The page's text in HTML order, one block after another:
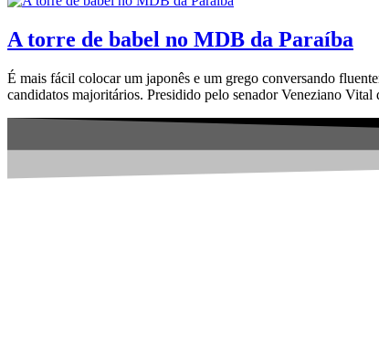
A torre de babel no MDB da Paraíba
É mais fácil colocar um japonês e um grego conversando
candidatos majoritários. Presidido pelo senador Veneziano